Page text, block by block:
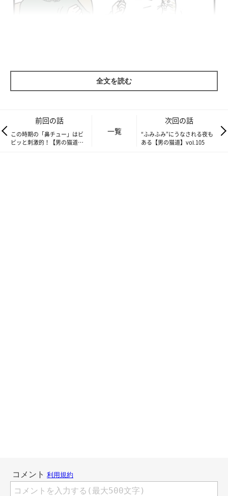
たとえばテレビを観てワイワイ騒いでいるとき。大声で「構って
全文を読む
前回の話
この時期の「鼻チュー」はビ
ビッと刺激的！【男の猫道】
一覧
次回の話
“ふみふみ”にうなされる夜も
ある【男の猫道】vol.105